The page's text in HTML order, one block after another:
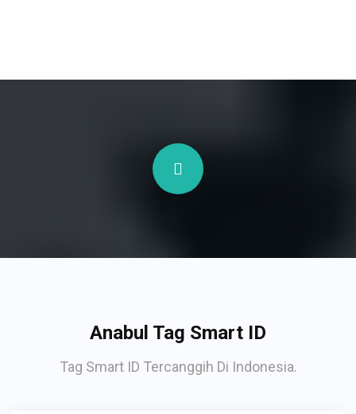
Anabul Tag Smart ID
Tag Smart ID Tercanggih Di Indonesia.